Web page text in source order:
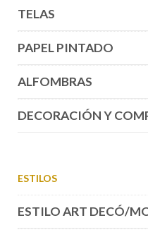
TELAS
PAPEL PINTADO
ALFOMBRAS
DECORACIÓN Y
ESTILOS
ESTILO ART DECÓ/